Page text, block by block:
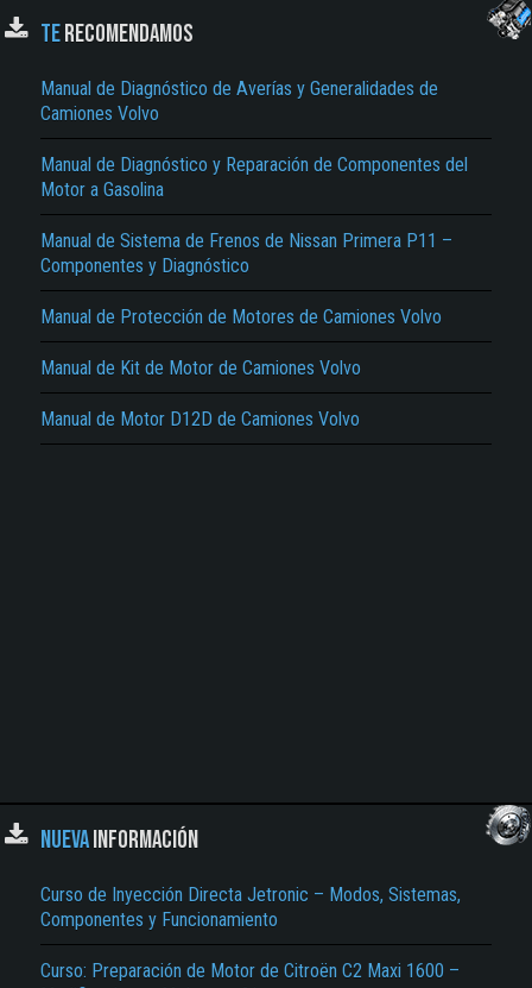
TERECOMENDAMOS
Manual de Diagnóstico de Averías y Generalidades de
Camiones Volvo
Manual de Diagnóstico y Reparación de Componentes del
Motor a Gasolina
Manual de Sistema de Frenos de Nissan Primera P11 –
Componentes y Diagnóstico
Manual de Protección de Motores de Camiones Volvo
Manual de Kit de Motor de Camiones Volvo
Manual de Motor D12D de Camiones Volvo
NUEVAINFORMACIÓN
Curso de Inyección Directa Jetronic – Modos, Sistemas,
Componentes y Funcionamiento
Curso: Preparación de Motor de Citroën C2 Maxi 1600 –
El Título es incorrecto según el contenido.
Texto o Imagen de portada son erróneos.
No carga o no se visualiza el contenido.